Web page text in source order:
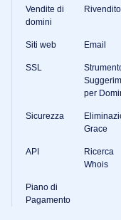
Vendite di
domini
Siti web Email
SSL
per
Sicurezza
Grace
API
Ricerca
Whois
Piano di
Pagamento